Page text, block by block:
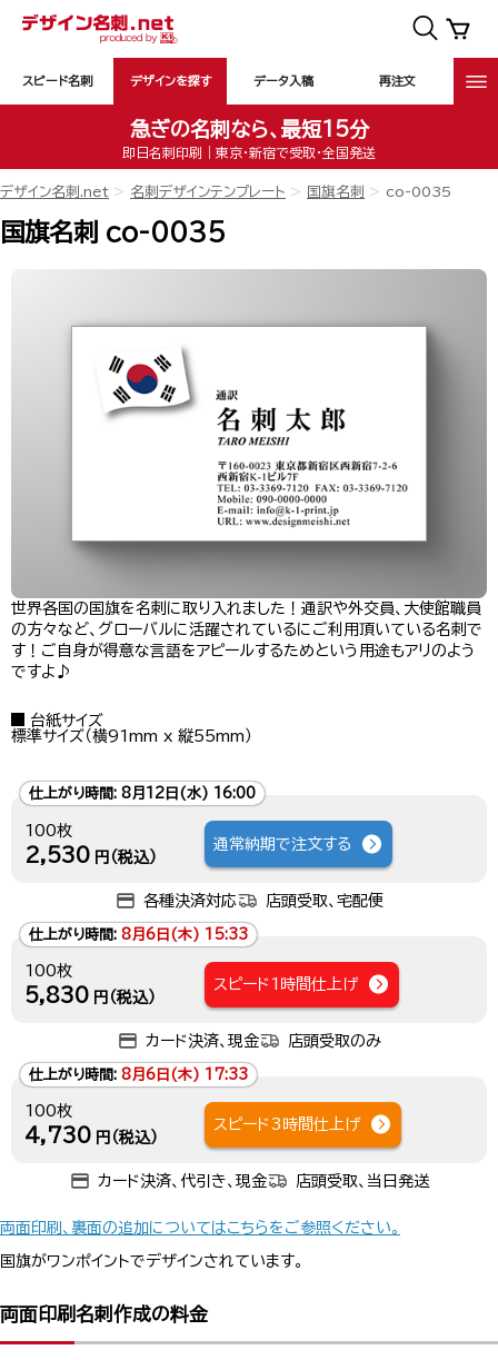
スピード名刺 デザインを探す データ入稿 再注文
急ぎの名刺なら、最短15分
即日名刺印刷｜東京・新宿で受取・全国発送
デザイン名刺.net 名刺デザインテンプレート 国旗名刺 co-0035
国旗名刺 co-0035
世界各国の国旗を名刺に取り入れました！通訳や外交員、大使館職員
の方々など、グローバルに活躍されているにご利用頂いている名刺で
す！ご自身が得意な言語をアピールするためという用途もアリのよう
ですよ♪
台紙サイズ
標準サイズ（横91mm x 縦55mm）
仕上がり時間: 8月12日(水) 16:00
100枚
2,530 円（税込）
通常納期で注文する
各種決済対応 店頭受取、宅配便
仕上がり時間: 8月6日(木) 15:33
100枚
5,830 円（税込）
スピード1時間仕上げ
カード決済、現金 店頭受取のみ
仕上がり時間: 8月6日(木) 17:33
100枚
4,730 円（税込）
スピード3時間仕上げ
カード決済、代引き、現金 店頭受取、当日発送
両面印刷、裏面の追加についてはこちらをご参照ください。
国旗がワンポイントでデザインされています。
両面印刷名刺作成の料金